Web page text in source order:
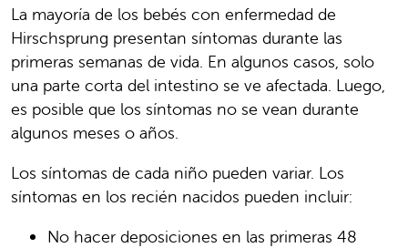
La mayoría de los bebés con enfermedad de
Hirschsprung presentan síntomas durante las
primeras semanas de vida. En algunos casos, solo
una parte corta del intestino se ve afectada. Luego,
es posible que los síntomas no se vean durante
algunos meses o años.
Los síntomas de cada niño pueden variar. Los
síntomas en los recién nacidos pueden incluir:
No hacer deposiciones en las primeras 48